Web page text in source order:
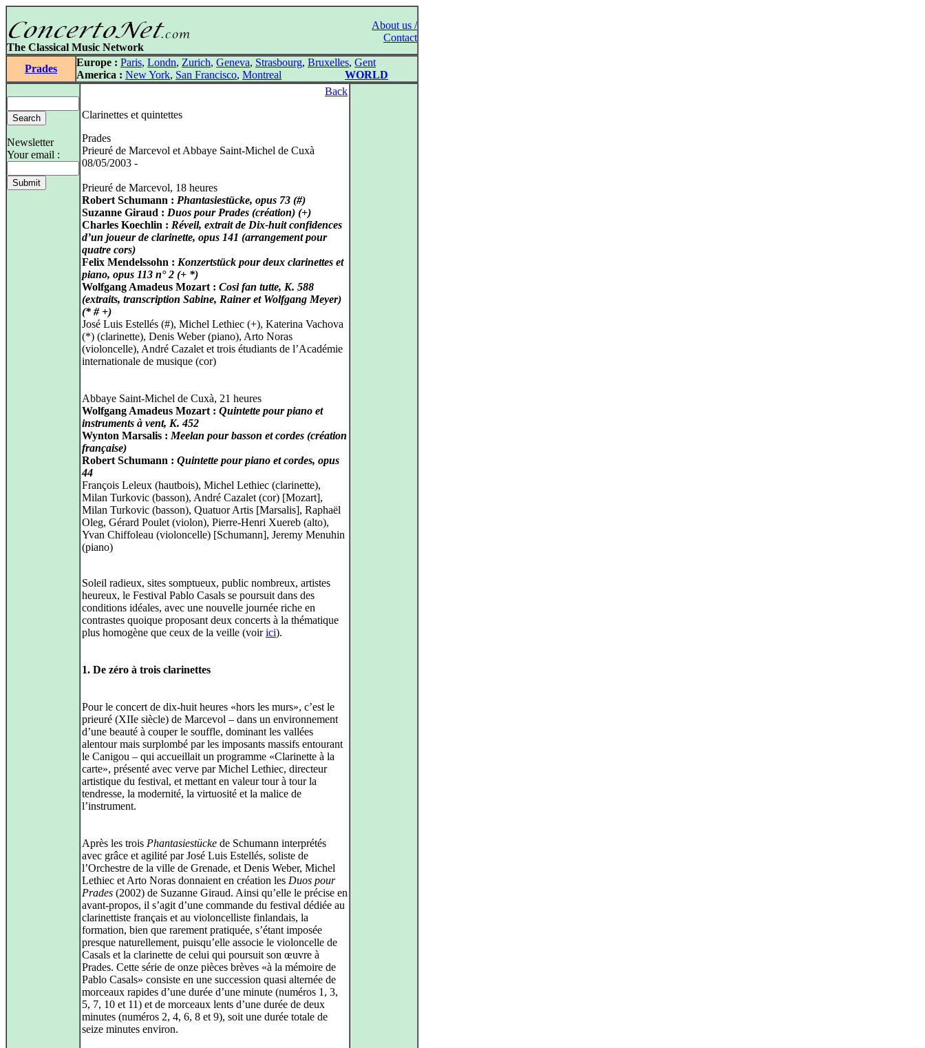
About us /
Contact
The Classical Music Network
Prades
Europe : Paris, Londn, Zurich, Geneva, Strasbourg, Bruxelles, Gent
America : New York, San Francisco, Montreal WORLD
Newsletter
Your email :
Back
Clarinettes et quintettes
Prades
Prieuré de Marcevol et Abbaye Saint-Michel de Cuxà
08/05/2003 -
Prieuré de Marcevol, 18 heures
Robert Schumann : Phantasiestücke, opus 73 (#)
Suzanne Giraud : Duos pour Prades (création) (+)
Charles Koechlin : Réveil, extrait de Dix-huit confidences
d’un joueur de clarinette, opus 141 (arrangement pour
quatre cors)
Felix Mendelssohn : Konzertstück pour deux clarinettes et
piano, opus 113 n° 2 (+ *)
Wolfgang Amadeus Mozart : Cosi fan tutte, K. 588
(extraits, transcription Sabine, Rainer et Wolfgang Meyer)
(* # +)
José Luis Estellés (#), Michel Lethiec (+), Katerina Vachova
(*) (clarinette), Denis Weber (piano), Arto Noras
(violoncelle), André Cazalet et trois étudiants de l’Académie
internationale de musique (cor)
Abbaye Saint-Michel de Cuxà, 21 heures
Wolfgang Amadeus Mozart : Quintette pour piano et
instruments à vent, K. 452
Wynton Marsalis : Meelan pour basson et cordes (création
française)
Robert Schumann : Quintette pour piano et cordes, opus
44
François Leleux (hautbois), Michel Lethiec (clarinette),
Milan Turkovic (basson), André Cazalet (cor) [Mozart],
Milan Turkovic (basson), Quatuor Artis [Marsalis], Raphaël
Oleg, Gérard Poulet (violon), Pierre-Henri Xuereb (alto),
Yvan Chiffoleau (violoncelle) [Schumann], Jeremy Menuhin
(piano)
Soleil radieux, sites somptueux, public nombreux, artistes
heureux, le Festival Pablo Casals se poursuit dans des
conditions idéales, avec une nouvelle journée riche en
contrastes quoique proposant deux concerts à la thématique
plus homogène que ceux de la veille (voirici).
1. De zéro à trois clarinettes
Pour le concert de dix-huit heures «hors les murs», c’est le
prieuré (XIIe siècle) de Marcevol – dans un environnement
d’une beauté à couper le souffle, dominant les vallées
alentour mais surplombé par les imposants massifs entourant
le Canigou – qui accueillait un programme «Clarinette à la
carte», présenté avec verve par Michel Lethiec, directeur
artistique du festival, et mettant en valeur tour à tour la
tendresse, la modernité, la virtuosité et la malice de
l’instrument.
Après les trois Phantasiestücke de Schumann interprétés
avec grâce et agilité par José Luis Estellés, soliste de
l’Orchestre de la ville de Grenade, et Denis Weber, Michel
Lethiec et Arto Noras donnaient en création les Duos pour
Prades (2002) de Suzanne Giraud. Ainsi qu’elle le précise en
avant-propos, il s’agit d’une commande du festival dédiée au
clarinettiste français et au violoncelliste finlandais, la
formation, bien que rarement pratiquée, s’étant imposée
presque naturellement, puisqu’elle associe le violoncelle de
Casals et la clarinette de celui qui poursuit son œuvre à
Prades. Cette série de onze pièces brèves «à la mémoire de
Pablo Casals» consiste en une succession quasi alternée de
morceaux rapides d’une durée d’une minute (numéros 1, 3,
5, 7, 10 et 11) et de morceaux lents d’une durée de deux
minutes (numéros 2, 4, 6, 8 et 9), soit une durée totale de
seize minutes environ.